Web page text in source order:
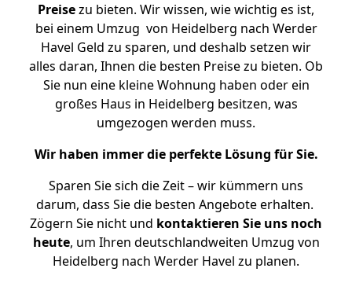
Preisezu bieten. Wir wissen, wie wichtig es ist,
bei einem Umzug von Heidelberg nach Werder
Havel Geld zu sparen, und deshalb setzen wir
alles daran, Ihnen die besten Preise zu bieten. Ob
Sie nun eine kleine Wohnung haben oder ein
großes Haus in Heidelberg besitzen, was
umgezogen werden muss.
Wir haben immer die perfekte Lösung für Sie.
Sparen Sie sich die Zeit – wir kümmern uns
darum, dass Sie die besten Angebote erhalten.
Zögern Sie nicht und kontaktieren Sie uns noch
heute, um Ihren deutschlandweiten Umzug von
Heidelberg nach Werder Havel zu planen.